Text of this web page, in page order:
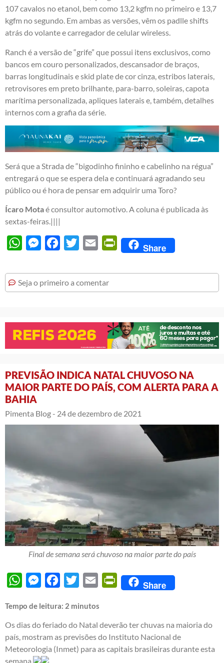
107 cavalos no etanol, bem como 13,2 kgfm no primeiro e 13,7
kgfm no segundo. Em ambas as versões, vêm os padlle shifts
atrás do volante e carregador de celular wireless.
Ranch é a versão de “grife” que possui itens exclusivos, como
bancos em couro personalizados, descansador de braços,
barras longitudinais e skid plate de cor cinza, estribos laterais,
retrovisores em preto brilhante, para-barro, soleiras, capota
marítima personalizada, apliques laterais e, também, detalhes
internos com a grafia da série.
Será que a Strada de “bigodinho fininho e cabelinho na régua”
entregará o que se espera dela e continuará agradando seu
público ou é hora de pensar em adquirir uma Toro?
Ícaro Motaé consultor automotivo. A coluna é publicada às
sextas-feiras.||||
WhatsAppMessengerFacebook
Twitter Email PrintFriendly
Share
Seja o primeiro a comentar
PREVISÃO INDICA NATAL CHUVOSO NA
MAIOR PARTE DO PAÍS, COM ALERTA PARA A
BAHIA
Pimenta Blog - 24 de dezembro de 2021
Final de semana será chuvoso na maior parte do país
WhatsAppMessengerFacebook
Twitter Email PrintFriendly
Share
Tempo de leitura: 2 minutos
Os dias do feriado do Natal deverão ter chuvas na maioria do
país, mostram as previsões do Instituto Nacional de
Meteorologia (Inmet) para as capitais brasileiras durante esta
semana.